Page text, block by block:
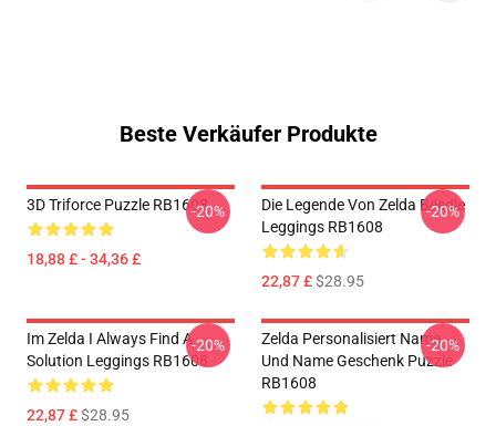
Beste Verkäufer Produkte
3D Triforce Puzzle RB1608
18,88 £ - 34,36 £
-20%
Die Legende Von Zelda Beedle
Leggings RB1608
22,87 £$28.95
-20%
Im Zelda I Always Find A
Solution Leggings RB1608
22,87 £$28.95
-20%
Zelda Personalisiert Name
Und Name Geschenk Puzzle
RB1608
-20%